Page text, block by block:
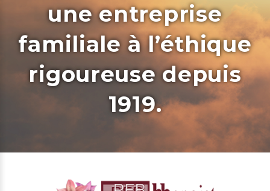
une entreprise
familiale à l’éthique
rigoureuse depuis
1919.